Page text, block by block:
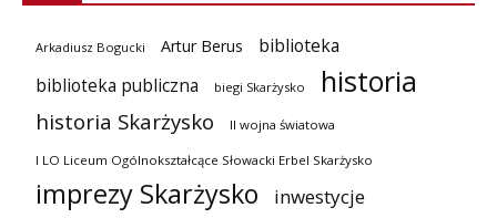
Arkadiusz Bogucki Artur Berus
biblioteka
biblioteka publiczna
biegi Skarżysko historia
historia Skarżysko II wojna światowa
I LO Liceum Ogólnokształcące Słowacki Erbel Skarżysko
imprezy Skarżysko inwestycje